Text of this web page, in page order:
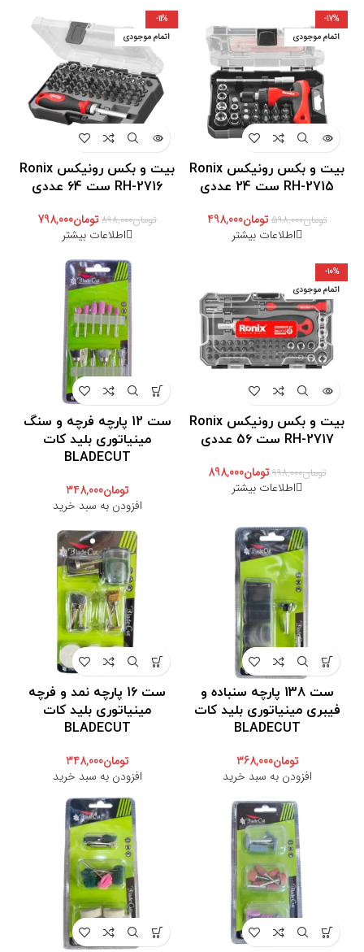
-17%
اتمام موجودی
بیت و بکس رونیکس Ronix
RH-2715 ست 24 عددی
تومان598,000 تومان498,000
اطلاعات بیشتر
-11%
اتمام موجودی
بیت و بکس رونیکس Ronix
RH-2716 ست 64 عددی
تومان898,000 تومان798,000
اطلاعات بیشتر
-10%
اتمام موجودی
بیت و بکس رونیکس Ronix
RH-2717 ست 56 عددی
تومان998,000 تومان898,000
اطلاعات بیشتر
ست 12 پارچه فرچه و سنگ
مینیاتوری بلید کات
BLADECUT
تومان348,000
افزودن به سبد خرید
ست 138 پارچه سنباده و
فیبری مینیاتوری بلید کات
BLADECUT
تومان368,000
افزودن به سبد خرید
ست 16 پارچه نمد و فرچه
مینیاتوری بلید کات
BLADECUT
تومان348,000
افزودن به سبد خرید